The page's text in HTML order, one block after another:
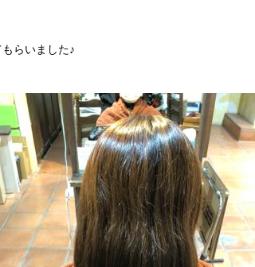
らいました♪